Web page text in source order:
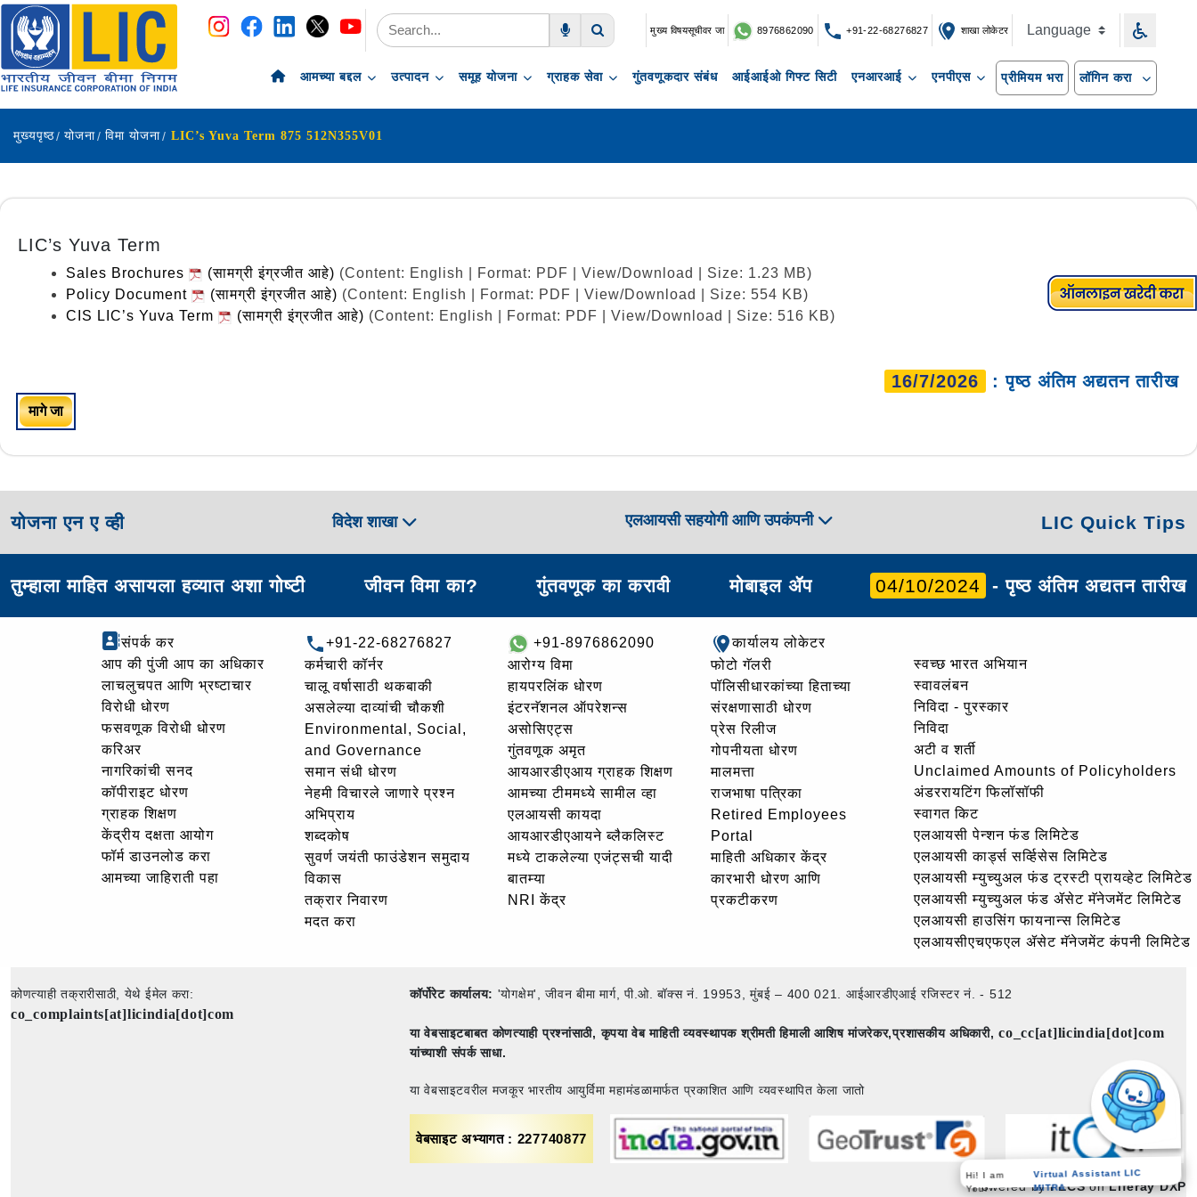
navigation
skip-to-content
मुख्य विषयसूचीवर जा 8976862090 +91-22-68276827 शाखा लोकेटर
आमच्या बद्दल उत्पादन समूह योजना ग्राहक सेवा गुंतवणूकदार संबंध आईआईओ गिफ्ट सिटी एनआरआई एनपीएस प्रीमियम भरा लॉगिन करा
मुख्यपृष्ठ योजना विमा योजना LIC’s Yuva Term 875 512N355V01
LIC’s Yuva Term
Sales Brochures (सामग्री इंग्रजीत आहे) (Content: English | Format: PDF | View/Download | Size: 1.23 MB)
Policy Document
(सामग्री इंग्रजीत आहे) (Content: English | Format: PDF | View/Download | Size: 554 KB)
CIS LIC’s Yuva Term
(सामग्री इंग्रजीत आहे) (Content: English | Format: PDF | View/Download | Size: 516 KB)
16/7/2026 : पृष्ठ अंतिम अद्यतन तारीख
मागे जा
योजना एन ए व्ही विदेश शाखा एलआयसी सहयोगी आणि उपकंपनी LIC Quick Tips
तुम्हाला माहित असायला हव्यात अशा गोष्टी जीवन विमा का? गुंतवणूक का करावी मोबाइल ॲप 04/10/2024 - पृष्ठ अंतिम अद्यतन तारीख
संपर्क कर
आप की पुंजी आप का अधिकार
लाचलुचपत आणि भ्रष्टाचार
विरोधी धोरण
फसवणूक विरोधी धोरण
करिअर
नागरिकांची सनद
कॉपीराइट धोरण
ग्राहक शिक्षण
केंद्रीय दक्षता आयोग
फॉर्म डाउनलोड करा
आमच्या जाहिराती पहा
+91-22-68276827
कर्मचारी कॉर्नर
चालू वर्षासाठी थकबाकी
असलेल्या दाव्यांची चौकशी
Environmental, Social,
and Governance
समान संधी धोरण
नेहमी विचारले जाणारे प्रश्न
अभिप्राय
शब्दकोष
सुवर्ण जयंती फाउंडेशन समुदाय
विकास
तक्रार निवारण
मदत करा
+91-8976862090
आरोग्य विमा
हायपरलिंक धोरण
इंटरनॅशनल ऑपरेशन्स
असोसिएट्स
गुंतवणूक अमृत
आयआरडीएआय ग्राहक शिक्षण
आमच्या टीममध्ये सामील व्हा
एलआयसी कायदा
आयआरडीएआयने ब्लैकलिस्ट
मध्ये टाकलेल्या एजंट्सची यादी
बातम्या
NRI केंद्र
कार्यालय लोकेटर
फोटो गॅलरी
पॉलिसीधारकांच्या हिताच्या
संरक्षणासाठी धोरण
प्रेस रिलीज
गोपनीयता धोरण
मालमत्ता
राजभाषा पत्रिका
Retired Employees
Portal
माहिती अधिकार केंद्र
कारभारी धोरण आणि
प्रकटीकरण
स्वच्छ भारत अभियान
स्वावलंबन
निविदा - पुरस्कार
निविदा
अटी व शर्ती
Unclaimed Amounts of Policyholders
अंडररायटिंग फिलॉसॉफी
स्वागत किट
एलआयसी पेन्शन फंड लिमिटेड
एलआयसी कार्ड्स सर्व्हिसेस लिमिटेड
एलआयसी म्युच्युअल फंड ट्रस्टी प्रायव्हेट लिमिटेड
एलआयसी म्युच्युअल फंड ॲसेट मॅनेजमेंट लिमिटेड
एलआयसी हाउसिंग फायनान्स लिमिटेड
एलआयसीएचएफएल ॲसेट मॅनेजमेंट कंपनी लिमिटेड
कोणत्याही तक्रारीसाठी, येथे ईमेल करा:
co_complaints[at]licindia[dot]com
कॉर्पोरेट कार्यालय: 'योगक्षेम', जीवन बीमा मार्ग, पी.ओ. बॉक्स नं. 19953, मुंबई – 400 021. आईआरडीएआई रजिस्टर नं. - 512
या वेबसाइटबाबत कोणत्याही प्रश्नांसाठी, कृपया वेब माहिती व्यवस्थापक श्रीमती हिमाली आशिष मांजरेकर,प्रशासकीय अधिकारी, co_cc[at]licindia[dot]com
यांच्याशी संपर्क साधा.
या वेबसाइटवरील मजकूर भारतीय आयुर्विमा महामंडळामार्फत प्रकाशित आणि व्यवस्थापित केला जातो
वेबसाइट अभ्यागत : 227740877
Powered byPECSonLiferay DXP
Hi! I am
Your
Virtual Assistant LIC
MITRA